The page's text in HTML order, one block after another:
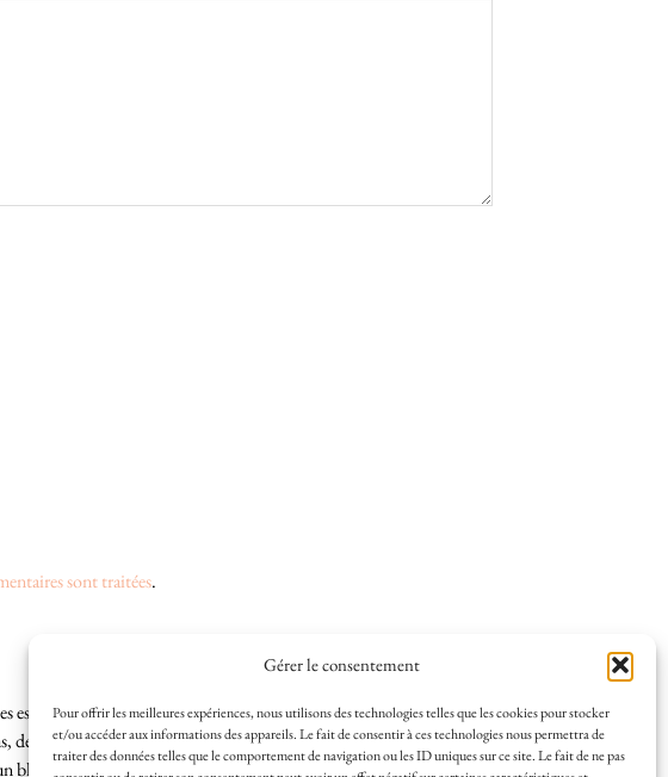
Gérer le consentement
Pour offrir les meilleures expériences, nous utilisons des technologies telles que les cookies pour stocker
et/ou accéder aux informations des appareils. Le fait de consentir à ces technologies nous permettra de
traiter des données telles que le comportement de navigation ou les ID uniques sur ce site. Le fait de ne pas
sont traitées.
escapades locales et la vie à La Rochelle, où je vis depuis plusieurs
idées de sorties en solo ou à plusieurs, et mes meilleures adresses
lifestyle à La Rochelle, tenu par une locale ? Vous êtes au bon